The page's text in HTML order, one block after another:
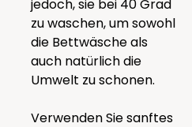
jedoch, sie bei 40 Grad
zu waschen, um sowohl
die Bettwäsche als
auch natürlich die
Umwelt zu schonen.
Verwenden Sie sanftes